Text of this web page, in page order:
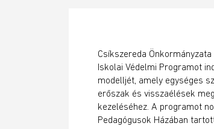
Csíkszereda
Iskolai Védelmi Programot
modelljét, amely egységes
erőszak és visszaélések
kezeléséhez. A programot
Pedagógusok Házában